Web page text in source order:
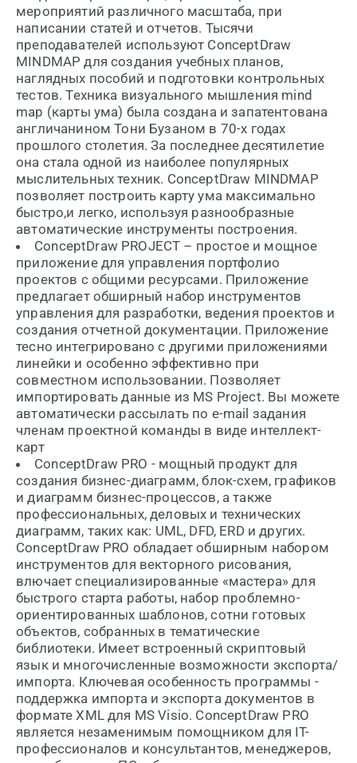
мероприятий различного масштаба, при
написании статей и отчетов. Тысячи
преподавателей используют ConceptDraw
MINDMAP для создания учебных планов,
наглядных пособий и подготовки контрольных
тестов. Техника визуального мышления mind
map (карты ума) была создана и запатентована
англичанином Тони Бузаном в 70-х годах
прошлого столетия. За последнее десятилетие
она стала одной из наиболее популярных
мыслительных техник. ConceptDraw MINDMAP
позволяет построить карту ума максимально
быстро,и легко, используя разнообразные
автоматические инструменты построения.
ConceptDraw PROJECT – простое и мощное
приложение для управления портфолио
проектов с общими ресурсами. Приложение
предлагает обширный набор инструментов
управления для разработки, ведения проектов и
создания отчетной документации. Приложение
тесно интегрировано с другими приложениями
линейки и особенно эффективно при
совместном использовании. Позволяет
импортировать данные из MS Project. Вы можете
автоматически рассылать по e-mail задания
членам проектной команды в виде интеллект-
карт
ConceptDraw PRO - мощный продукт для
создания бизнес-диаграмм, блок-схем, графиков
и диаграмм бизнес-процессов, а также
профессиональных, деловых и технических
диаграмм, таких как: UML, DFD, ERD и других.
ConceptDraw PRO обладает обширным набором
инструментов для векторного рисования,
влючает специализированные «мастера» для
быстрого старта работы, набор проблемно-
ориентированных шаблонов, сотни готовых
объектов, собранных в тематические
библиотеки. Имеет встроенный скриптовый
язык и многочисленные возможности экспорта/
импорта. Ключевая особенность программы -
поддержка импорта и экспорта документов в
формате XML для MS Visio. ConceptDraw PRO
является незаменимым помощником для IT-
профессионалов и консультантов, менеджеров,